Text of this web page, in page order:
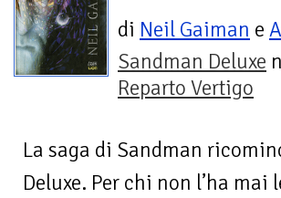
di Neil Gaiman e
Sandman Deluxe
Reparto Vertigo
La saga di Sandman
Deluxe. Per chi non l’ha